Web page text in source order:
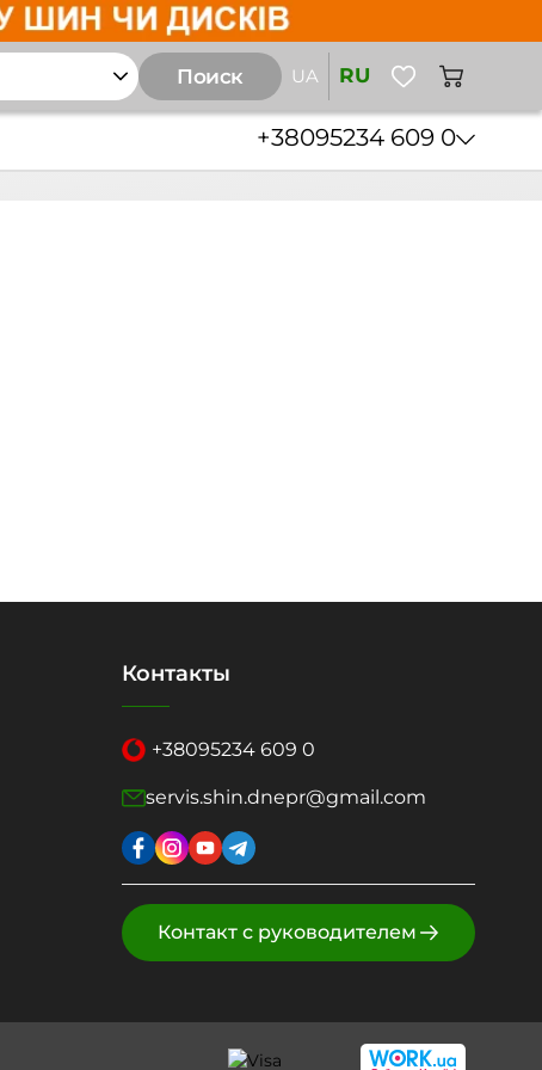
Поиск UA RU
+38095234 609 0
Контакты
+38095234 609 0
servis.shin.dnepr@gmail.com
Контакт с руководителем